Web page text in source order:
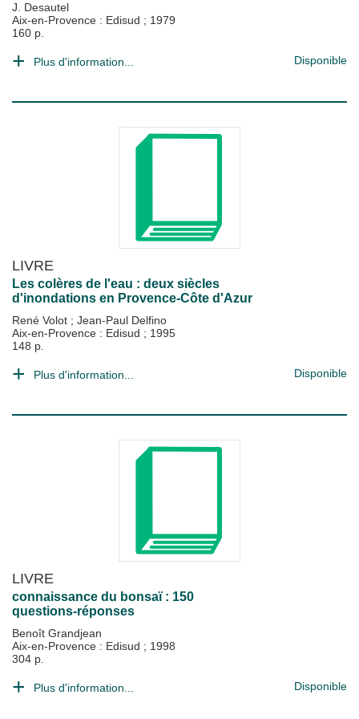
J. Desautel
Aix-en-Provence : Edisud ; 1979
160 p.
Plus d'information... Disponible
LIVRE
Les colères de l'eau : deux siècles
d'inondations en Provence-Côte d'Azur
René Volot ; Jean-Paul Delfino
Aix-en-Provence : Edisud ; 1995
148 p.
Plus d'information... Disponible
LIVRE
connaissance du bonsaï : 150
questions-réponses
Benoît Grandjean
Aix-en-Provence : Edisud ; 1998
304 p.
Plus d'information... Disponible